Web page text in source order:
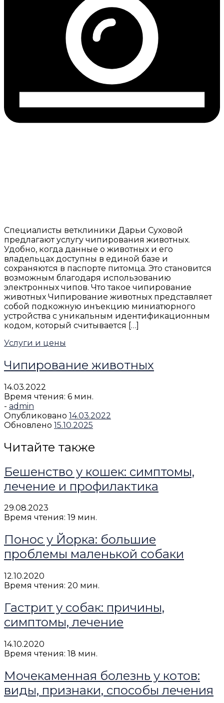
Специалисты ветклиники Дарьи Суховой
предлагают услугу чипирования животных.
Удобно, когда данные о животных и его
владельцах доступны в единой базе и
сохраняются в паспорте питомца. Это становится
возможным благодаря использованию
электронных чипов. Что такое чипирование
животных Чипирование животных представляет
собой подкожную инъекцию миниатюрного
устройства с уникальным идентификационным
кодом, который считывается […]
Услуги и цены
Чипирование животных
14.03.2022
Время чтения: 6 мин.
- admin
Опубликовано 14.03.2022
Обновлено 15.10.2025
Читайте также
Бешенство у кошек: симптомы,
лечение и профилактика
29.08.2023
Время чтения: 19 мин.
Понос у Йорка: большие
проблемы маленькой собаки
12.10.2020
Время чтения: 20 мин.
Гастрит у собак: причины,
симптомы, лечение
14.10.2020
Время чтения: 18 мин.
Мочекаменная болезнь у котов:
виды, признаки, способы лечения